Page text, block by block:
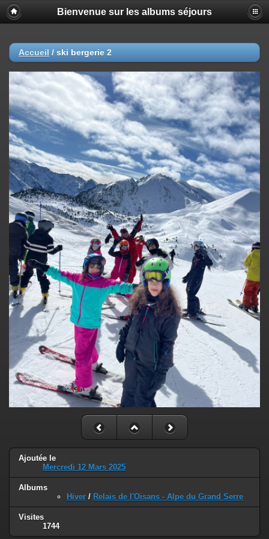
Bienvenue sur les albums séjours
Accueil / ski bergerie 2
Ajoutée le
Mercredi 12 Mars 2025
Albums
Hiver / Relais de l'Oisans - Alpe du Grand Serre
Visites
1744